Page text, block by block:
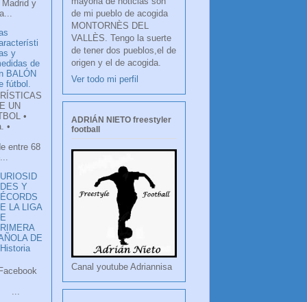
Madrid y
y
de
BALÓN
fútbol.
UN
•
•
entre 68
Y
LA LIGA
DE
de mi pueblo de acogida
MONTORNÈS DEL
VALLÈS. Tengo la suerte
de tener dos pueblos,el de
origen y el de acogida.
Ver todo mi perfil
ADRIÁN NIETO freestyler
football
Canal youtube Adriannisa